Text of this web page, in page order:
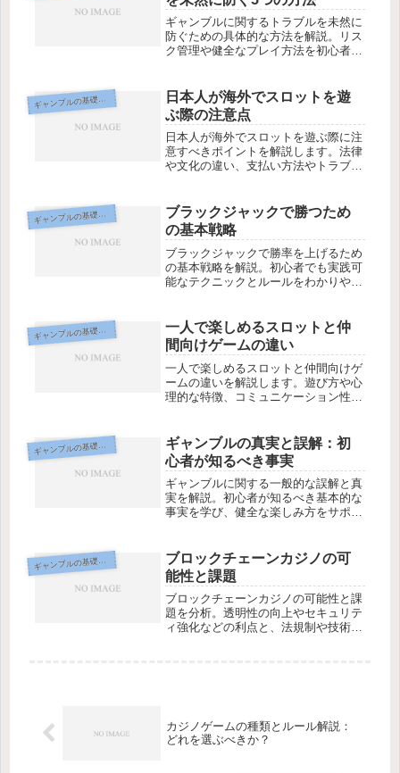
ギャンブルに関するトラブルを未然に
防ぐための具体的な方法を解説。リス
ク管理や健全なプレイ方法を初心者向
ギ
ャンブルの基礎知識
日本人が海外でスロットを遊
ぶ際の注意点
日本人が海外でスロットを遊ぶ際に注
意すべきポイントを解説します。法律
や文化の違い、支払い方法やトラブル
ギ
ャンブルの基礎知識
ブラックジャックで勝つため
の基本戦略
ブラックジャックで勝率を上げるため
の基本戦略を解説。初心者でも実践可
能なテクニックとルールをわかりやす
ギ
ャンブルの基礎知識
一人で楽しめるスロットと仲
間向けゲームの違い
一人で楽しめるスロットと仲間向けゲ
ームの違いを解説します。遊び方や心
理的な特徴、コミュニケーション性の
ギ
ャンブルの基礎知識
ギャンブルの真実と誤解：初
心者が知るべき事実
ギャンブルに関する一般的な誤解と真
実を解説。初心者が知るべき基本的な
事実を学び、健全な楽しみ方をサポー
ギ
ャンブルの基礎知識
ブロックチェーンカジノの可
能性と課題
ブロックチェーンカジノの可能性と課
題を分析。透明性の向上やセキュリテ
ィ強化などの利点と、法規制や技術的
カジノゲームの種類とルール解説：
どれを選ぶべきか？